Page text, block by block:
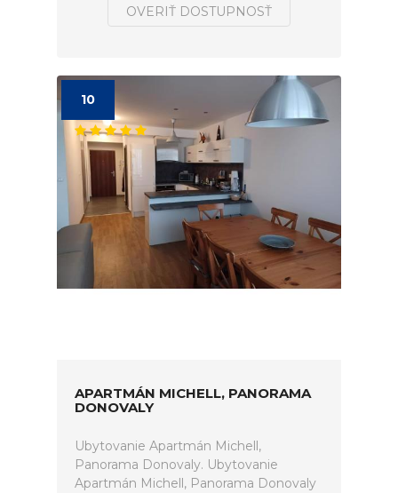
OVERIŤ DOSTUPNOSŤ
10
APARTMÁN MICHELL, PANORAMA
DONOVALY
Ubytovanie Apartmán Michell,
Panorama Donovaly. Ubytovanie
Apartmán Michell, Panorama Donovaly